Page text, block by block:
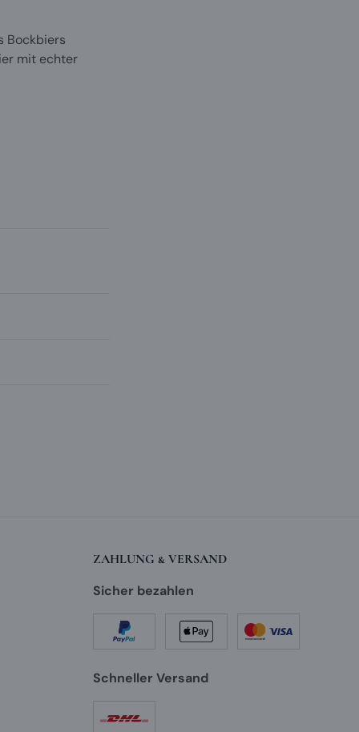
Bockbiers
mit echter
ZAHLUNG & VERSAND
Sicher bezahlen
Schneller Versand